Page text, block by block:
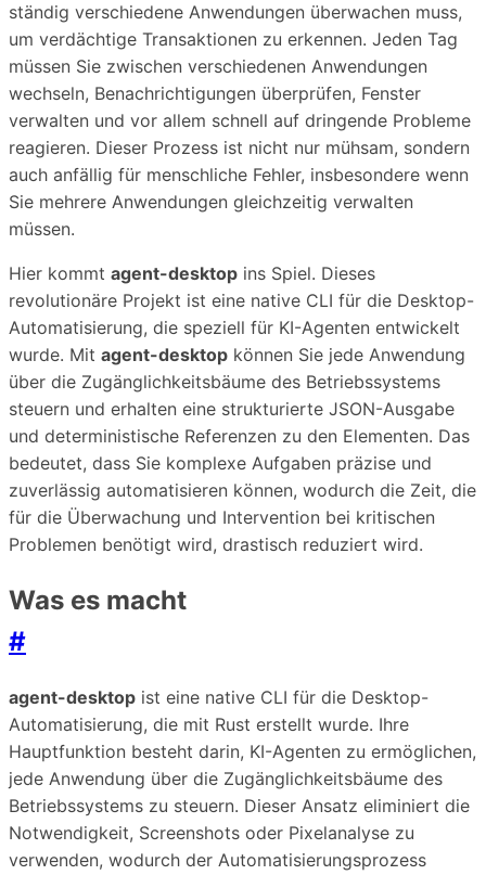
ständig verschiedene Anwendungen überwachen muss,
um verdächtige Transaktionen zu erkennen. Jeden Tag
müssen Sie zwischen verschiedenen Anwendungen
wechseln, Benachrichtigungen überprüfen, Fenster
verwalten und vor allem schnell auf dringende Probleme
reagieren. Dieser Prozess ist nicht nur mühsam, sondern
auch anfällig für menschliche Fehler, insbesondere wenn
Sie mehrere Anwendungen gleichzeitig verwalten
müssen.
Hier kommt agent-desktop ins Spiel. Dieses
revolutionäre Projekt ist eine native CLI für die Desktop-
Automatisierung, die speziell für KI-Agenten entwickelt
wurde. Mit agent-desktop können Sie jede Anwendung
über die Zugänglichkeitsbäume des Betriebssystems
steuern und erhalten eine strukturierte JSON-Ausgabe
und deterministische Referenzen zu den Elementen. Das
bedeutet, dass Sie komplexe Aufgaben präzise und
zuverlässig automatisieren können, wodurch die Zeit, die
für die Überwachung und Intervention bei kritischen
Problemen benötigt wird, drastisch reduziert wird.
Was es macht
#
agent-desktop ist eine native CLI für die Desktop-
Automatisierung, die mit Rust erstellt wurde. Ihre
Hauptfunktion besteht darin, KI-Agenten zu ermöglichen,
jede Anwendung über die Zugänglichkeitsbäume des
Betriebssystems zu steuern. Dieser Ansatz eliminiert die
Notwendigkeit, Screenshots oder Pixelanalyse zu
verwenden, wodurch der Automatisierungsprozess